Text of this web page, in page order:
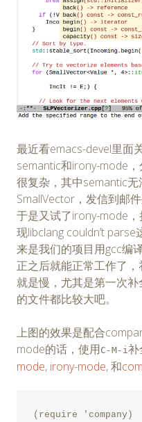
最近看emacs-devel里面
semantic和irony-mode
很复杂，其中semantic
SmallVector，发信到邮
于是又试了irony-mode
现libclang couldn’t
来是我们的项目用gcc编
正之后就能正常工作了
就是慢，尤其是第一次
的文件都比较大吧。
上图的效果是配合
mode的话，使用C-M-i补
mode, irony-mode, 和
(require 'company)